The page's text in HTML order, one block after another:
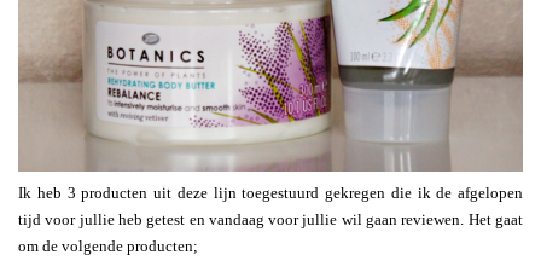
Ik heb 3 producten uit deze lijn toegestuurd gekregen die ik de afgelopen
tijd voor jullie heb getest en vandaag voor jullie wil gaan reviewen. Het gaat
om de volgende producten;